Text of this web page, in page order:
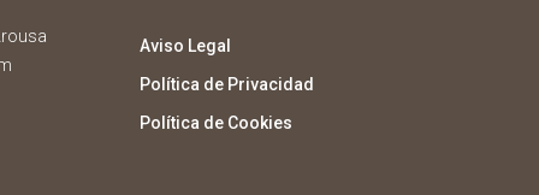
Aviso Legal
Política de Privacidad
Política de Cookies